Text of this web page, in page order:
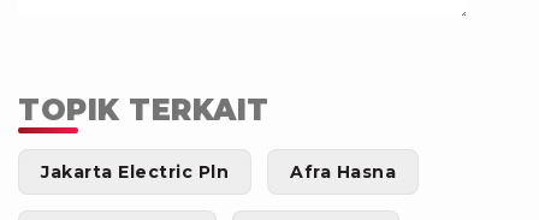
TOPIK TERKAIT
Jakarta Electric Pln Afra Hasna